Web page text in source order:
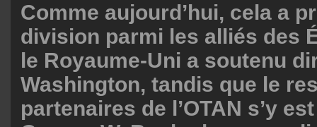
Comme aujourd’hui, cela a
division parmi les alliés des
le Royaume-Uni a soutenu
Washington, tandis que le
partenaires de l’OTAN s’y